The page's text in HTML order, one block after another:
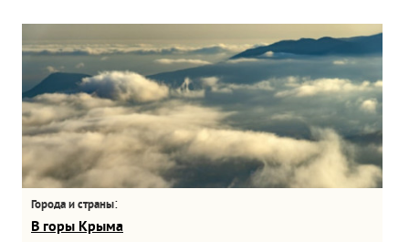
Города и страны:
В горы Крыма